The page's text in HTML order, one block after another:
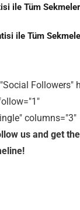
ile Tüm
ile Tüm
Followers"
columns="3"
us and get